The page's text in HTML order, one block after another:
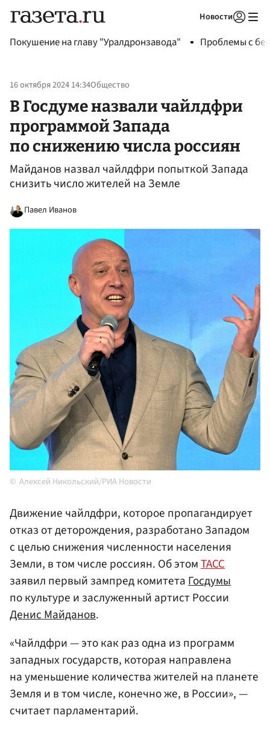
Новости
Покушение на главу "Уралдронзавода" Проблемы с
16 октября 2024 14:34Общество
В Госдуме назвали чайлдфри
программой Запада
по снижению числа россиян
Майданов назвал чайлдфри попыткой Запада
снизить число жителей на Земле
Павел Иванов
Алексей Никольский/РИА Новости
Движение чайлдфри, которое пропагандирует
отказ от деторождения, разработано Западом
с целью снижения численности населения
Земли, в том числе россиян. Об этомТАСС
заявил первый зампред комитетаГосдумы
по культуре и заслуженный артист России
Денис Майданов.
«Чайлдфри — это как раз одна из программ
западных государств, которая направлена
на уменьшение количества жителей на планете
Земля и в том числе, конечно же, в России», —
считает парламентарий.